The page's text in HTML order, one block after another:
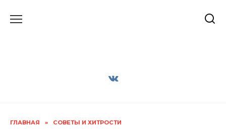
ГЛАВНАЯ » СОВЕТЫ И ХИТРОСТИ